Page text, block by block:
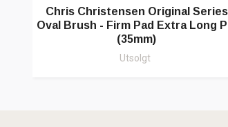
Chris Christensen Original Series
Oval Brush - Firm Pad Extra Long
(35mm)
Utsolgt